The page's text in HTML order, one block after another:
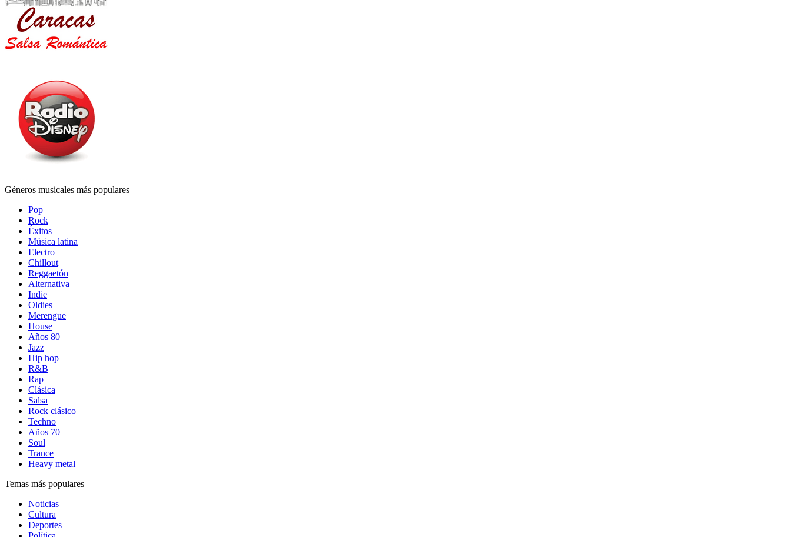
Géneros musicales más populares
Pop
Rock
Éxitos
Música latina
Electro
Chillout
Reggaetón
Alternativa
Indie
Oldies
Merengue
House
Años 80
Jazz
Hip hop
R&B
Rap
Clásica
Salsa
Rock clásico
Techno
Años 70
Soul
Trance
Heavy metal
Temas más populares
Noticias
Cultura
Deportes